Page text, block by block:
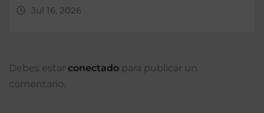
Jul 16, 2026
Debes estar conectado para publicar un
comentario.